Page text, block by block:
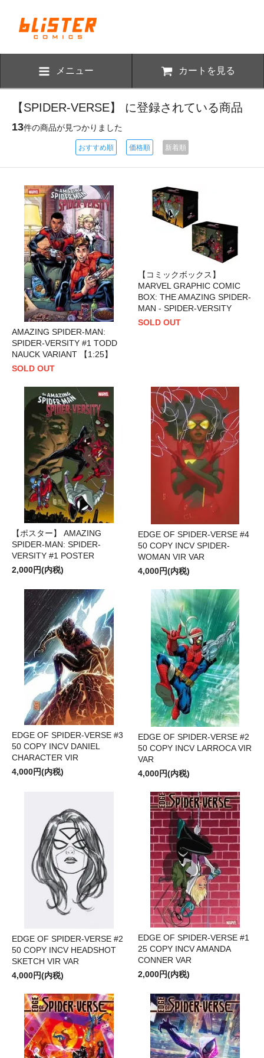
メニュー カートを見る
【SPIDER-VERSE】 に登録されている商品
13件の商品が見つかりました
おすすめ順 価格順 新着順
AMAZING SPIDER-MAN:
SPIDER-VERSITY #1 TODD
NAUCK VARIANT 【1:25】
SOLD OUT
【コミックボックス】
MARVEL GRAPHIC COMIC
BOX: THE AMAZING SPIDER-
MAN - SPIDER-VERSITY
SOLD OUT
【ポスター】 AMAZING
SPIDER-MAN: SPIDER-
VERSITY #1 POSTER
2,000円(内税)
EDGE OF SPIDER-VERSE #4
50 COPY INCV SPIDER-
WOMAN VIR VAR
4,000円(内税)
EDGE OF SPIDER-VERSE #3
50 COPY INCV DANIEL
CHARACTER VIR
4,000円(内税)
EDGE OF SPIDER-VERSE #2
50 COPY INCV LARROCA VIR
VAR
4,000円(内税)
EDGE OF SPIDER-VERSE #2
50 COPY INCV HEADSHOT
SKETCH VIR VAR
4,000円(内税)
EDGE OF SPIDER-VERSE #1
25 COPY INCV AMANDA
CONNER VAR
2,000円(内税)